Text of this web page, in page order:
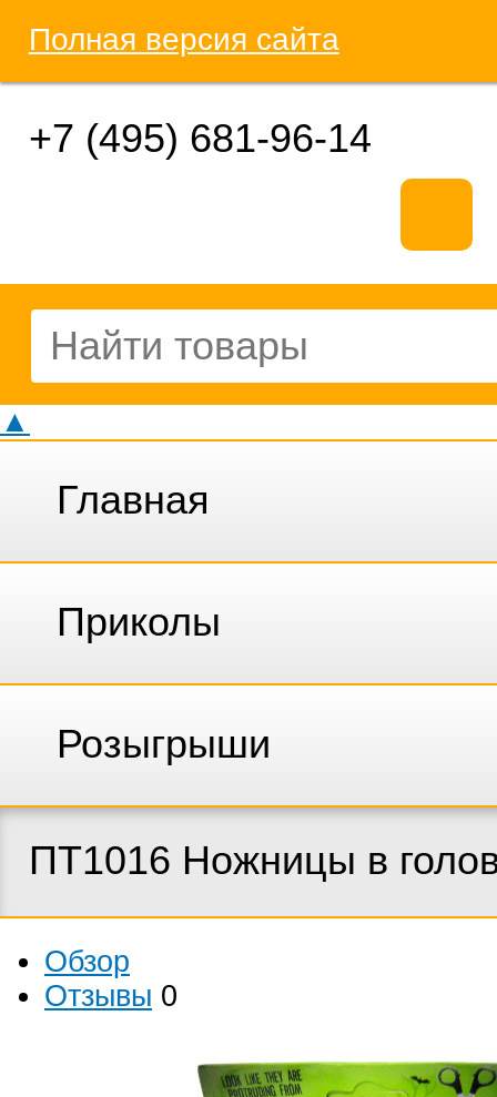
Полная версия сайта
+7 (495) 681-96-14
▲
Главная
Приколы
Розыгрыши
ПТ1016 Ножницы в
Обзор
Отзывы 0